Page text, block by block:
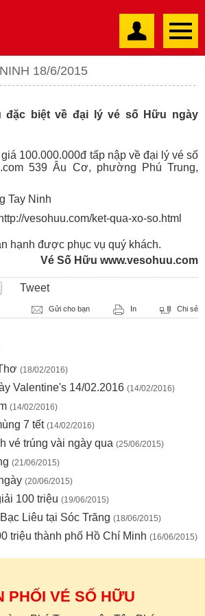
18/6/2015
đặc biệt về đại lý vé số Hữu ngày
100.000.000đ tấp nập về đại lý vé số
539 Âu Cơ, phường Phú Trung,
http://vesohuu.com/ket-qua-xo-so.html
hạnh được phục vụ quý khách.
Vé Số Hữu www.vesohuu.com
Tweet
Gửi cho bạn In Chi sẻ
(18/02/2016)
Valentine's 14/02.2016 (14/02/2016)
(14/02/2016)
7 tết (14/02/2016)
vé trúng vài ngày qua (25/06/2015)
(21/06/2015)
(20/06/2015)
100 triệu (19/06/2015)
Liêu tại Sóc Trăng (18/06/2015)
triệu thành phố Hồ Chí Minh (16/06/2015)
PHỐI VÉ SỐ HỮU